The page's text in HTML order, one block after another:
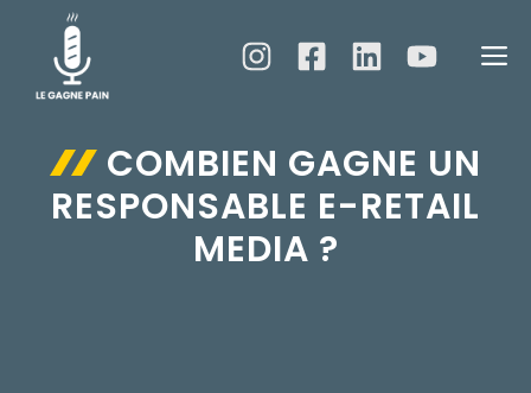
contenu
COMBIEN GAGNE UN
RESPONSABLE E-RETAIL
MEDIA ?